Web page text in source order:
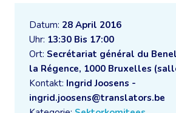
Datum: 28 April 2016
Uhr: 13:30 Bis 17:00
Ort: Secrétariat général du
la Régence, 1000 Bruxelles
Kontakt: Ingrid Joosens -
ingrid.joosens@translators.be